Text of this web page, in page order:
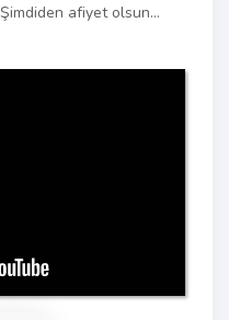
afiyet olsun…